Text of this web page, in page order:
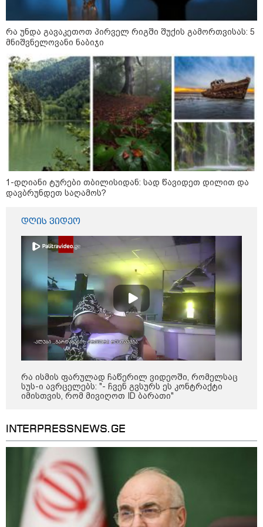
ნია იმნაძეს და ანასტასია
წარედგინათ - რამდენ წლიანი
პატიმრობა ემუქრებათ
არასრულწლოვნებს?
რა გახდა “სამგორის” მეტროში
სტუდენტის გარდაცვალების
მიზეზი - ცნობილია ექსპერტიზის
პასუხი
10:58 / 06-08-2026
"დადგება დრო და თქვენი დღევანდელი
"პოსტაობა" საკუთარ თავთან
შეგარცხვენთ... თქვენი შეცდომა არის
დანაშაულის ტოლფასი" - ეკა კუპატაძე
ნანუკა ჟორჟოლიანს
რა უნდა გავაკეთოთ პირველ რიგში შუქის გამორთვისას: 5
მნიშვნელოვანი ნაბიჯი
1-დღიანი ტურები თბილისიდან: სად წავიდეთ დილით და
დავბრუნდეთ საღამოს?
დღის ვიდეო
რა ისმის ფარულად ჩაწერილ ვიდეოში, რომელსაც
სუს-ი ავრცელებს: "- ჩვენ გვსურს ეს კონტრაქტი
იმისთვის, რომ მივიღოთ ID ბარათი"
INTERPRESSNEWS.GE